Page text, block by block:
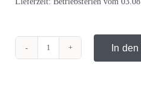
LalBrew®
In